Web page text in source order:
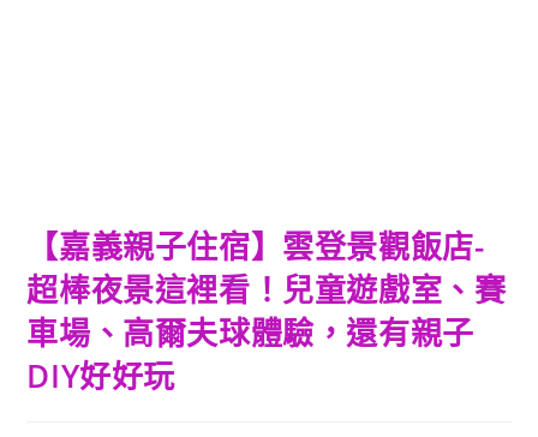
【嘉義親子住宿】雲登景觀飯店-
超棒夜景這裡看！兒童遊戲室、賽
車場、高爾夫球體驗，還有親子
DIY好好玩